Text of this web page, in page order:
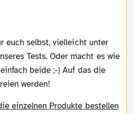
Tests. Oder macht es wie
beide ;-) Auf das die
werden!